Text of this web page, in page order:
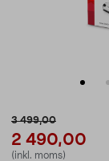
3 499,00
2 490,00
(inkl. moms)